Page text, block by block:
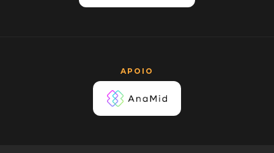
APOIO